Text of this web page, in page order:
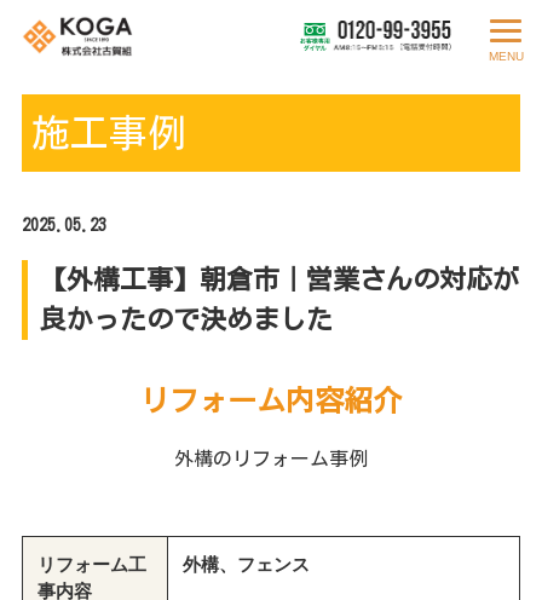
MENU
施工事例
2025.05.23
【外構工事】朝倉市｜営業さんの対応が
良かったので決めました
リフォーム内容紹介
外構のリフォーム事例
リフォーム工
事内容
外構、フェンス